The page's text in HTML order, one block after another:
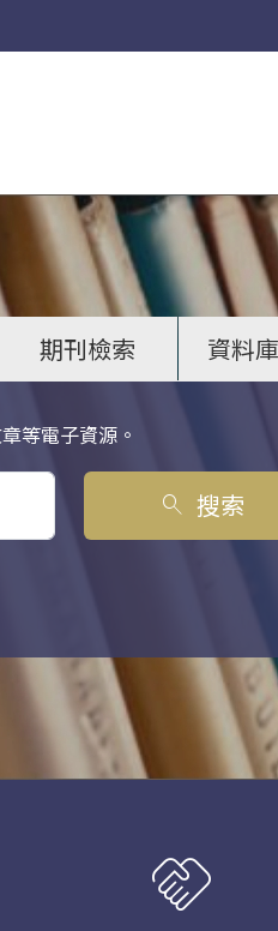
期刊檢索 資料
等電子資源。
search 搜索
handshake